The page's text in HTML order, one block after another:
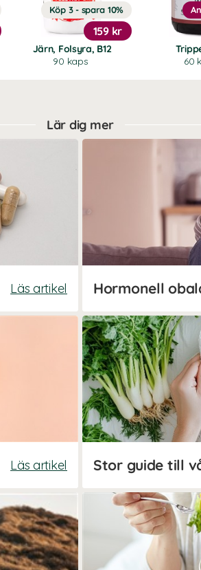
Järn, Folsyra, B12
90 kaps
Köp 3 - spara 10%
159 kr
60
Lär dig mer
Läs artikel
Läs artikel